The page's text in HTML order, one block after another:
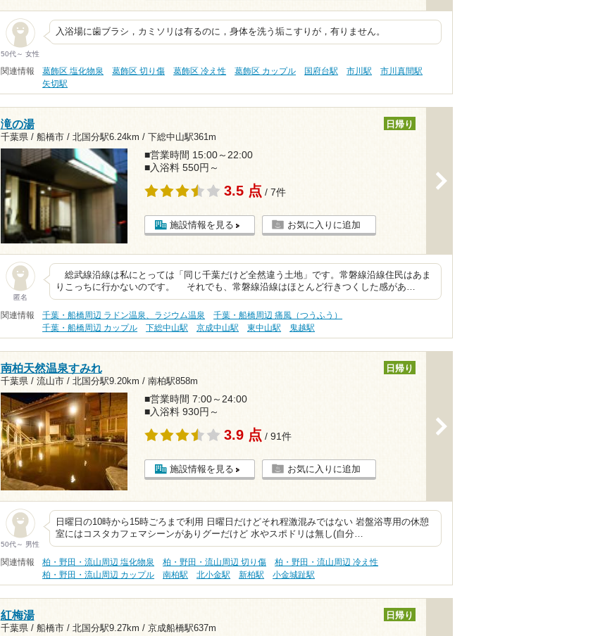
50代～ 女性
入浴場に歯ブラシ，カミソリは有るのに，身体を洗う垢こすりが，有りません。
関連情報 葛飾区 塩化物泉 葛飾区 切り傷 葛飾区 冷え性 葛飾区 カップル 国府台駅 市川駅
市川真間駅
矢切駅
滝の湯
千葉県 / 船橋市 / 北国分駅6.24km / 下総中山駅361m
日帰り
■営業時間 15:00～22:00
■入浴料 550円～
3.5 点 / 7件
施設情報を見る お気に入りに追加
匿名
総武線沿線は私にとっては「同じ千葉だけど全然違う土地」です。常磐線沿線住民はあま
りこっちに行かないのです。 それでも、常磐線沿線はほとんど行きつくした感があ…
関連情報 千葉・船橋周辺 ラドン温泉、ラジウム温泉
千葉・船橋周辺 痛風（つうふう）
千葉・船橋周辺 カップル
下総中山駅 京成中山駅 東中山駅 鬼越駅
南柏天然温泉すみれ
千葉県 / 流山市 / 北国分駅9.20km / 南柏駅858m
日帰り
■営業時間 7:00～24:00
■入浴料 930円～
3.9 点 / 91件
施設情報を見る お気に入りに追加
50代～ 男性
日曜日の10時から15時ごろまで利用 日曜日だけどそれ程激混みではない 岩盤浴専用の休憩
室にはコスタカフェマシーンがありグーだけど 水やスポドリは無し(自分…
関連情報 柏・野田・流山周辺 塩化物泉 柏・野田・流山周辺 切り傷
柏・野田・流山周辺 冷え性
柏・野田・流山周辺 カップル
南柏駅 北小金駅 新柏駅 小金城趾駅
紅梅湯
千葉県 / 船橋市 / 北国分駅9.27km / 京成船橋駅637m
日帰り